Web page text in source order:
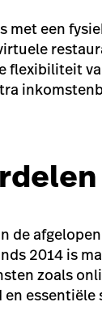
met een
flexibiliteit
de
2014 is
zoals
essentiële